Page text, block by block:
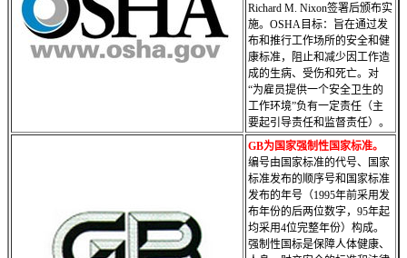
Richard M. Nixon签署后颁布实
施。OSHA目标：旨在通过发
布和推行工作场所的安全和健
康标准，阻止和减少因工作造
成的生病、受伤和死亡。对
“为雇员提供一个安全卫生的
工作环境”负有一定责任（主
要起引导责任和监督责任）。
GB为国家强制性国家标准。
编号由国家标准的代号、国家
标准发布的顺序号和国家标准
发布的年号（1995年前采用发
布年份的后两位数字，95年起
均采用4位完整年份）构成。
强制性国标是保障人体健康、